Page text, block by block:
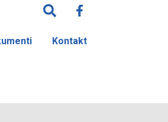
Kontakt